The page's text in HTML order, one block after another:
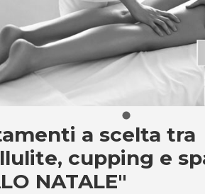
a
a scelta tra
cupping e
NATALE"